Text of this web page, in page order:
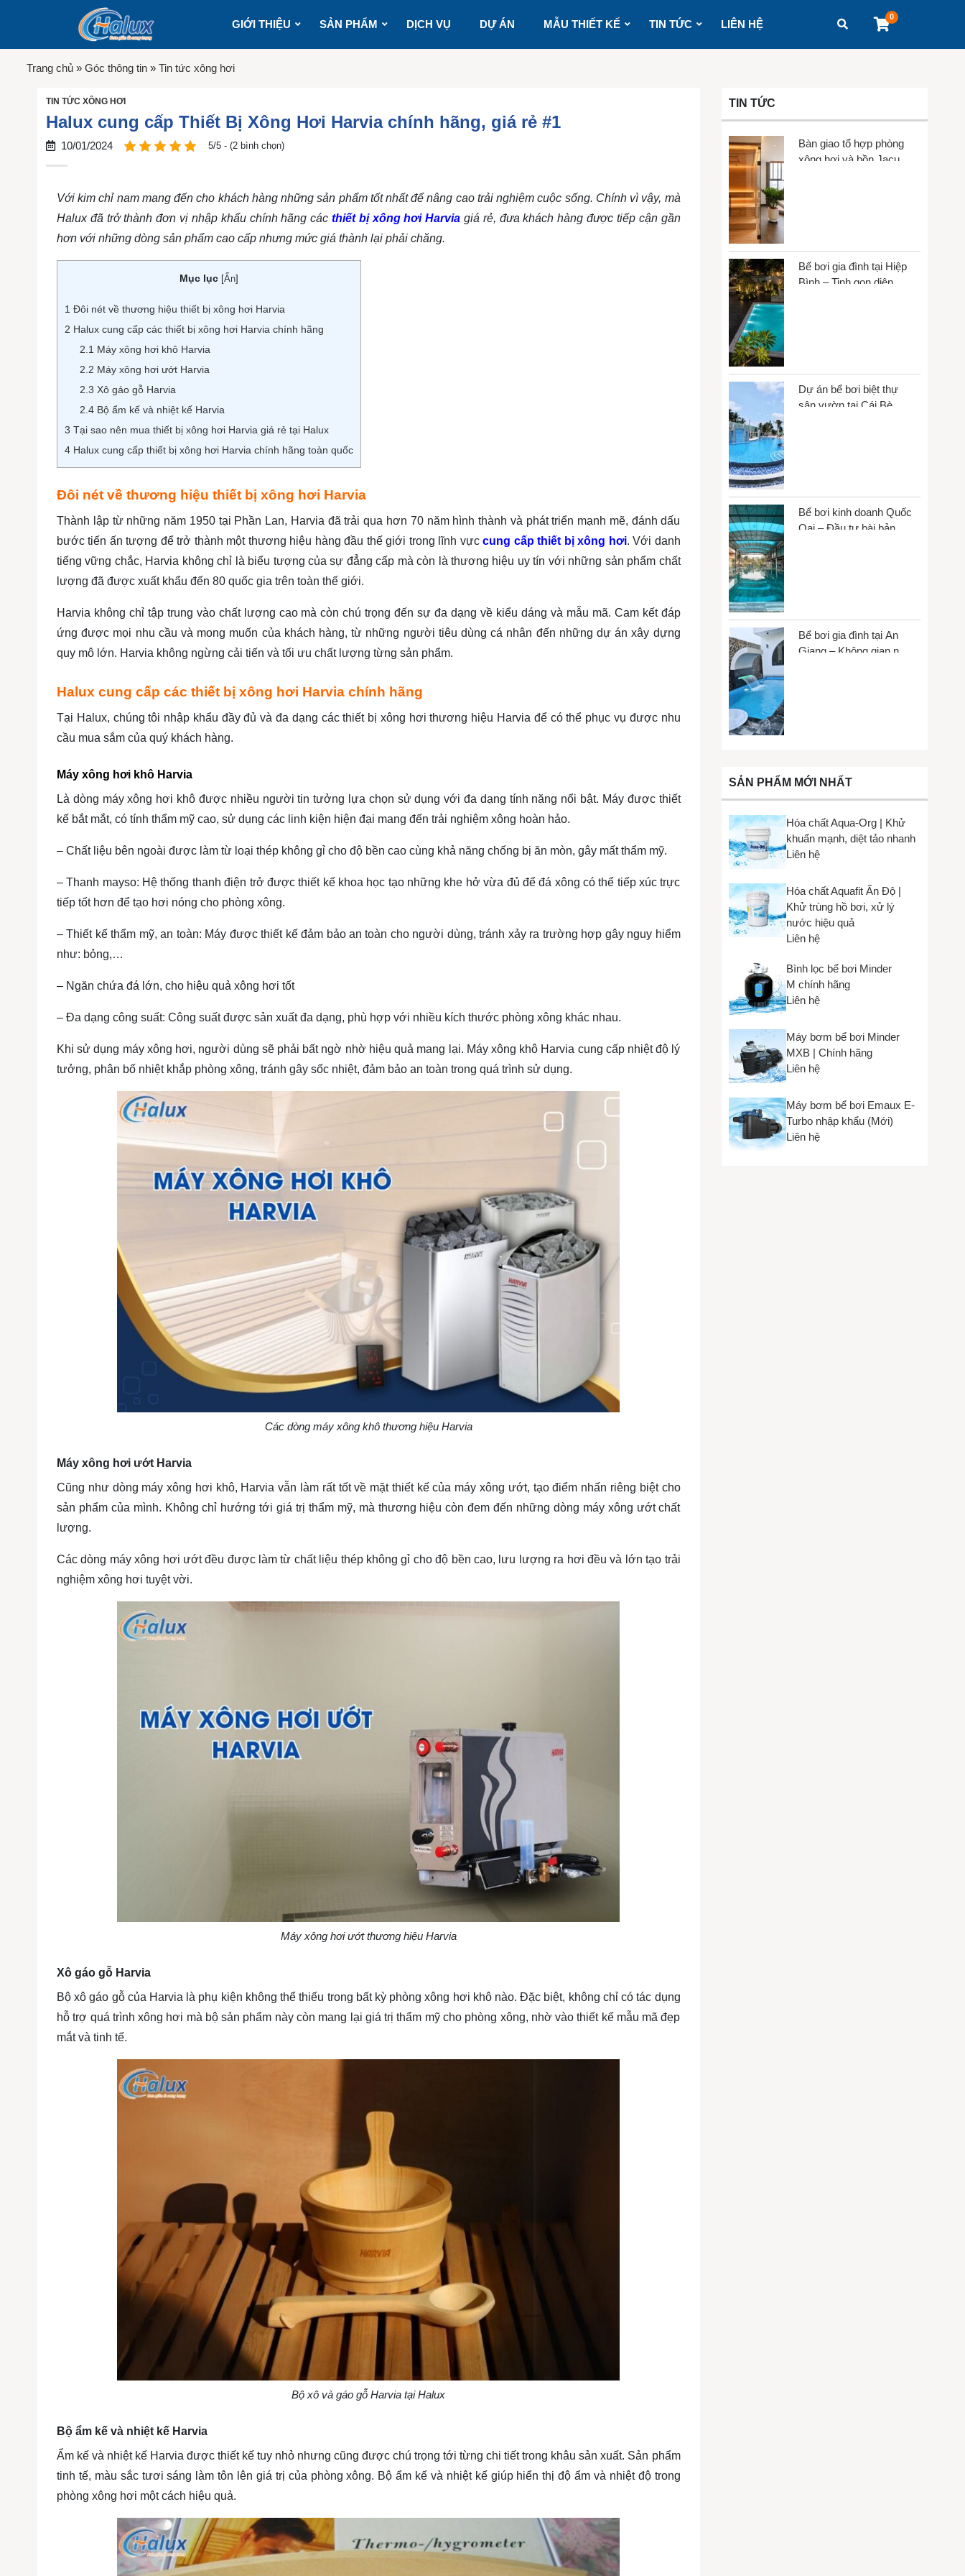
GIỚI THIỆU SẢN PHẨM DỊCH VỤ DỰ ÁN MẪU THIẾT KẾ TIN TỨC LIÊN HỆ
0
Trang chủ » Góc thông tin » Tin tức xông hơi
TIN TỨC XÔNG HƠI
Halux cung cấp Thiết Bị Xông Hơi Harvia chính hãng, giá rẻ #1
10/01/2024 5/5 - (2 bình chọn)
Với kim chỉ nam mang đến cho khách hàng những sản phẩm tốt nhất để nâng cao trải nghiệm cuộc sống. Chính vì vậy, mà
Halux đã trở thành đơn vị nhập khẩu chính hãng các thiết bị xông hơi Harvia giá rẻ, đưa khách hàng được tiếp cận gần
hơn với những dòng sản phẩm cao cấp nhưng mức giá thành lại phải chăng.
Mục lục [Ẩn]
1 Đôi nét về thương hiệu thiết bị xông hơi Harvia
2 Halux cung cấp các thiết bị xông hơi Harvia chính hãng
2.1 Máy xông hơi khô Harvia
2.2 Máy xông hơi ướt Harvia
2.3 Xô gáo gỗ Harvia
2.4 Bộ ẩm kế và nhiệt kế Harvia
3 Tại sao nên mua thiết bị xông hơi Harvia giá rẻ tại Halux
4 Halux cung cấp thiết bị xông hơi Harvia chính hãng toàn quốc
Đôi nét về thương hiệu thiết bị xông hơi Harvia
Thành lập từ những năm 1950 tại Phần Lan, Harvia đã trải qua hơn 70 năm hình thành và phát triển mạnh mẽ, đánh dấu
bước tiến ấn tượng để trở thành một thương hiệu hàng đầu thế giới trong lĩnh vựccung cấp thiết bị xông hơi. Với danh
tiếng vững chắc, Harvia không chỉ là biểu tượng của sự đẳng cấp mà còn là thương hiệu uy tín với những sản phẩm chất
lượng đã được xuất khẩu đến 80 quốc gia trên toàn thế giới.
Harvia không chỉ tập trung vào chất lượng cao mà còn chú trọng đến sự đa dạng về kiểu dáng và mẫu mã. Cam kết đáp
ứng được mọi nhu cầu và mong muốn của khách hàng, từ những người tiêu dùng cá nhân đến những dự án xây dựng
quy mô lớn. Harvia không ngừng cải tiến và tối ưu chất lượng từng sản phẩm.
Halux cung cấp các thiết bị xông hơi Harvia chính hãng
Tại Halux, chúng tôi nhập khẩu đầy đủ và đa dạng các thiết bị xông hơi thương hiệu Harvia để có thể phục vụ được nhu
cầu mua sắm của quý khách hàng.
Máy xông hơi khô Harvia
Là dòng máy xông hơi khô được nhiều người tin tưởng lựa chọn sử dụng với đa dạng tính năng nổi bật. Máy được thiết
kế bắt mắt, có tính thẩm mỹ cao, sử dụng các linh kiện hiện đại mang đến trải nghiệm xông hoàn hảo.
– Chất liệu bên ngoài được làm từ loại thép không gỉ cho độ bền cao cùng khả năng chống bị ăn mòn, gây mất thẩm mỹ.
– Thanh mayso: Hệ thống thanh điện trở được thiết kế khoa học tạo những khe hở vừa đủ để đá xông có thể tiếp xúc trực
tiếp tốt hơn để tạo hơi nóng cho phòng xông.
– Thiết kế thẩm mỹ, an toàn: Máy được thiết kế đảm bảo an toàn cho người dùng, tránh xảy ra trường hợp gây nguy hiểm
như: bỏng,…
– Ngăn chứa đá lớn, cho hiệu quả xông hơi tốt
– Đa dạng công suất: Công suất được sản xuất đa dạng, phù hợp với nhiều kích thước phòng xông khác nhau.
Khi sử dụng máy xông hơi, người dùng sẽ phải bất ngờ nhờ hiệu quả mang lại. Máy xông khô Harvia cung cấp nhiệt độ lý
tưởng, phân bố nhiệt khắp phòng xông, tránh gây sốc nhiệt, đảm bảo an toàn trong quá trình sử dụng.
Các dòng máy xông khô thương hiệu Harvia
Máy xông hơi ướt Harvia
Cũng như dòng máy xông hơi khô, Harvia vẫn làm rất tốt về mặt thiết kế của máy xông ướt, tạo điểm nhấn riêng biệt cho
sản phẩm của mình. Không chỉ hướng tới giá trị thẩm mỹ, mà thương hiệu còn đem đến những dòng máy xông ướt chất
lượng.
Các dòng máy xông hơi ướt đều được làm từ chất liệu thép không gỉ cho độ bền cao, lưu lượng ra hơi đều và lớn tạo trải
nghiệm xông hơi tuyệt vời.
Máy xông hơi ướt thương hiệu Harvia
Xô gáo gỗ Harvia
Bộ xô gáo gỗ của Harvia là phụ kiện không thể thiếu trong bất kỳ phòng xông hơi khô nào. Đặc biệt, không chỉ có tác dụng
hỗ trợ quá trình xông hơi mà bộ sản phẩm này còn mang lại giá trị thẩm mỹ cho phòng xông, nhờ vào thiết kế mẫu mã đẹp
mắt và tinh tế.
Bộ xô và gáo gỗ Harvia tại Halux
Bộ ẩm kế và nhiệt kế Harvia
Ẩm kế và nhiệt kế Harvia được thiết kế tuy nhỏ nhưng cũng được chú trọng tới từng chi tiết trong khâu sản xuất. Sản phẩm
tinh tế, màu sắc tươi sáng làm tôn lên giá trị của phòng xông. Bộ ẩm kế và nhiệt kế giúp hiển thị độ ẩm và nhiệt độ trong
phòng xông hơi một cách hiệu quả.
TIN TỨC
Bàn giao tổ hợp phòng
xông hơi và bồn Jacuzzi
Bể bơi gia đình tại Hiệp
Bình – Tinh gọn diện
Dự án bể bơi biệt thự
sân vườn tại Cái Bè,
Bể bơi kinh doanh Quốc
Oai – Đầu tư bài bản,
Bể bơi gia đình tại An
Giang – Không gian nhỏ,
SẢN PHẨM MỚI NHẤT
Hóa chất Aqua-Org | Khử
khuẩn mạnh, diệt tảo nhanh
Liên hệ
Hóa chất Aquafit Ấn Độ |
Khử trùng hồ bơi, xử lý
nước hiệu quả
Liên hệ
Bình lọc bể bơi Minder
M chính hãng
Liên hệ
Máy bơm bể bơi Minder
MXB | Chính hãng
Liên hệ
Máy bơm bể bơi Emaux E-
Turbo nhập khẩu (Mới)
Liên hệ